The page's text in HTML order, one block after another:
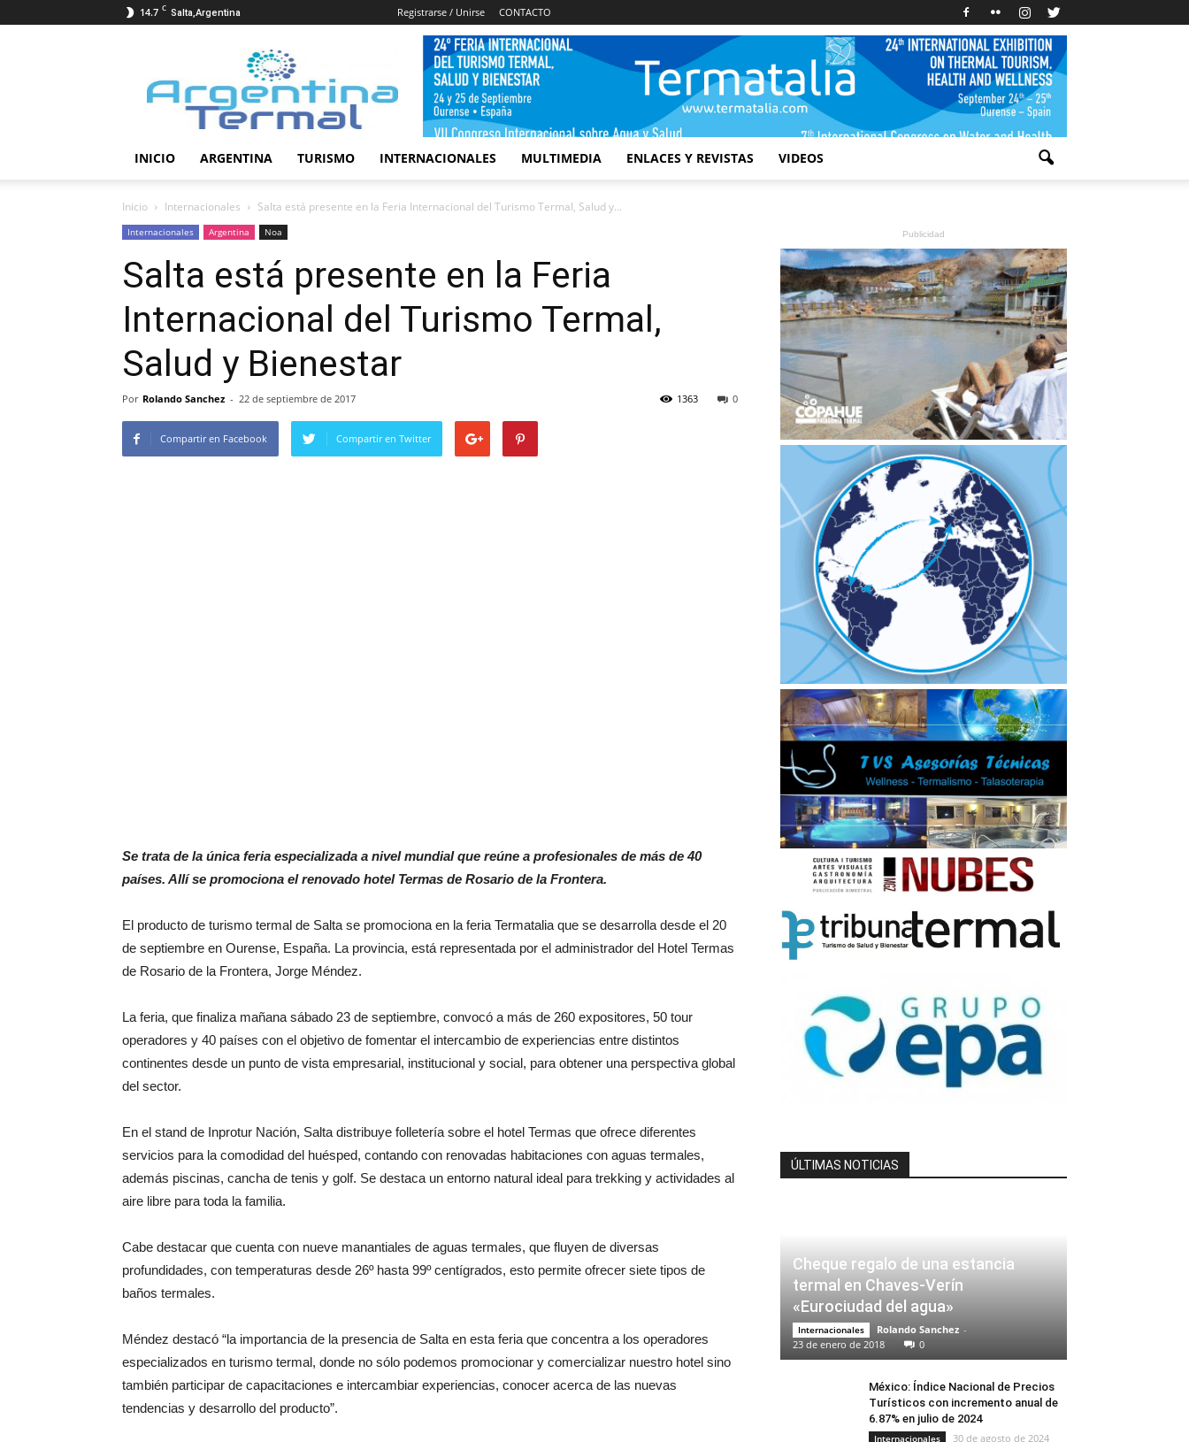
14.7 C Salta,Argentina Registrarse / Unirse CONTACTO
INICIO ARGENTINA TURISMO INTERNACIONALES MULTIMEDIA ENLACES Y REVISTAS VIDEOS
Inicio Internacionales Salta está presente en la Feria Internacional del Turismo Termal, Salud y...
Internacionales Argentina Noa
Salta está presente en la Feria
Internacional del Turismo Termal,
Salud y Bienestar
Por Rolando Sanchez - 22 de septiembre de 2017 0
1363
Compartir en Facebook Compartir en Twitter
Se trata de la única feria especializada a nivel mundial que reúne a profesionales de más de 40
países. Allí se promociona el renovado hotel Termas de Rosario de la Frontera.
El producto de turismo termal de Salta se promociona en la feria Termatalia que se desarrolla desde el 20
de septiembre en Ourense, España. La provincia, está representada por el administrador del Hotel Termas
de Rosario de la Frontera, Jorge Méndez.
La feria, que finaliza mañana sábado 23 de septiembre, convocó a más de 260 expositores, 50 tour
operadores y 40 países con el objetivo de fomentar el intercambio de experiencias entre distintos
continentes desde un punto de vista empresarial, institucional y social, para obtener una perspectiva global
del sector.
En el stand de Inprotur Nación, Salta distribuye folletería sobre el hotel Termas que ofrece diferentes
servicios para la comodidad del huésped, contando con renovadas habitaciones con aguas termales,
además piscinas, cancha de tenis y golf. Se destaca un entorno natural ideal para trekking y actividades al
aire libre para toda la familia.
Cabe destacar que cuenta con nueve manantiales de aguas termales, que fluyen de diversas
profundidades, con temperaturas desde 26º hasta 99º centígrados, esto permite ofrecer siete tipos de
baños termales.
Méndez destacó “la importancia de la presencia de Salta en esta feria que concentra a los operadores
especializados en turismo termal, donde no sólo podemos promocionar y comercializar nuestro hotel sino
también participar de capacitaciones e intercambiar experiencias, conocer acerca de las nuevas
tendencias y desarrollo del producto”.
Publicidad
ÚLTIMAS NOTICIAS
Cheque regalo de una estancia
termal en Chaves-Verín
«Eurociudad del agua»
Internacionales Rolando Sanchez -
23 de enero de 2018
0
México: Índice Nacional de Precios
Turísticos con incremento anual de
6.87% en julio de 2024
Internacionales 30 de agosto de 2024